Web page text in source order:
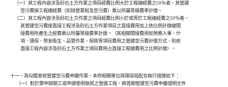
    （一）其工程內容涉及砂石土方作業之項目經費比例大於工程總經費之50％者，其營建
          空污費按工程總經費（扣除營業稅及空污費）乘以所屬等級費率計徵。
    （二）其工程內容涉及砂石土方作業之項目經費比例小於或等於工程總經費之50％者，
          其營建空污費按直接工程涉及砂石土方作業項目之直接費用加上依比例計徵總間
          接費用所產生之經費乘以所屬等級費率計徵。（其相關間接費用如勞務人事、什
          項、環保、勞安衛生、品管作業、保險等項目費用之營建空污費計徵方式，則依
          直接工程內容涉及砂石土方作業之項目費用占直接工程總費用之比例計徵）。
十一、為勾稽查核營建空污費申繳作業，本府相關單位與環保局配合執行措施如下：
      （一）對於需申辦開工或申請使用執照之營建工程，將首期營建空污費申繳證明文件